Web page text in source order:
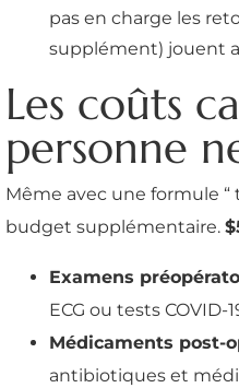
pas en charge les
supplément) jouent
Les coûts
personne
Même avec une formule
budget supplémentaire.
Examens
ECG ou tests COVID-
Médicaments post-
antibiotiques et